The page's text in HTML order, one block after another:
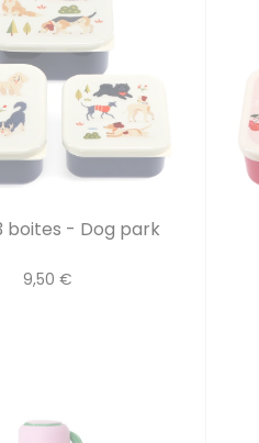
boites - Dog park
9,50 €